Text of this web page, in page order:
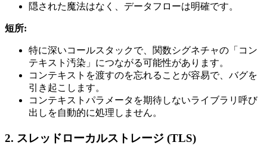
隠された魔法はなく、データフローは明確です。
短所:
特に深いコールスタックで、関数シグネチャの「コン
テキスト汚染」につながる可能性があります。
コンテキストを渡すのを忘れることが容易で、バグを
引き起こします。
コンテキストパラメータを期待しないライブラリ呼び
出しを自動的に処理しません。
2. スレッドローカルストレージ (TLS)